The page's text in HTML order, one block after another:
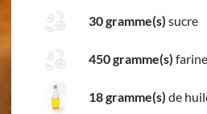
30 gramme(s) sucre
450 gramme(s) farine
18 gramme(s) de